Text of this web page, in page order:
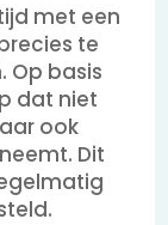
met een
te
Op basis
dat niet
ook
Dit